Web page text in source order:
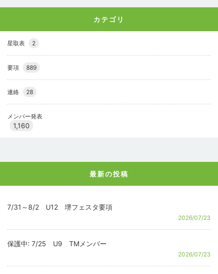
カテゴリ
星取表 2
要項 889
連絡 28
メンバー発表
1,160
最新の投稿
7/31～8/2 U12 堺フェスタ要項
2026/07/23
保護中: 7/25 U9 TMメンバー
2026/07/23